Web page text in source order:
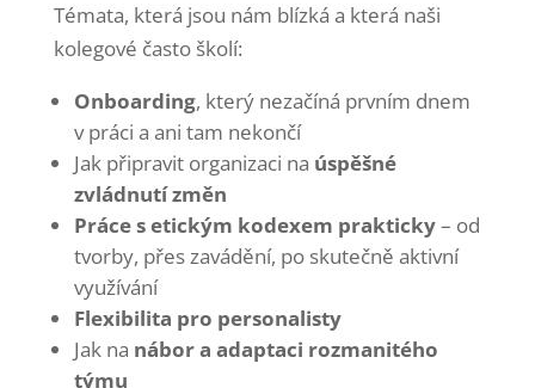
Témata, která jsou nám blízká a která naši
kolegové často školí:
Onboarding, který nezačíná prvním dnem
v práci a ani tam nekončí
Jak připravit organizaci na úspěšné
zvládnutí změn
Práce s etickým kodexem prakticky– od
tvorby, přes zavádění, po skutečně aktivní
využívání
Flexibilita pro personalisty
Jak na nábor a adaptaci rozmanitého
týmu